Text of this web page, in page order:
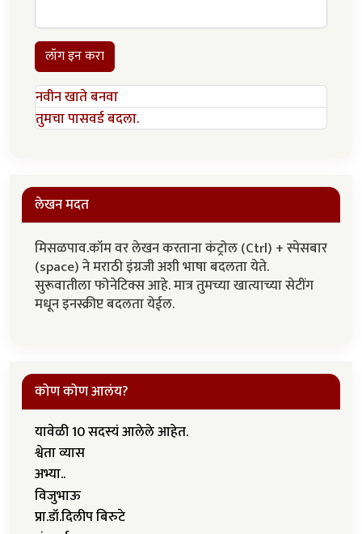
लॉग इन करा
नवीन खाते बनवा
तुमचा पासवर्ड बदला.
लेखन मदत
मिसळपाव.कॉम वर लेखन करताना कंट्रोल (Ctrl) + स्पेसबार
(space) ने मराठी इंग्रजी अशी भाषा बदलता येते.
सुरूवातीला फोनेटिक्स आहे. मात्र तुमच्या खात्याच्या सेटींग
मधून इनस्क्रीप्ट बदलता येईल.
कोण कोण आलंय?
यावेळी 10 सदस्यं आलेले आहेत.
श्वेता व्यास
अभ्या..
विजुभाऊ
प्रा.डॉ.दिलीप बिरुटे